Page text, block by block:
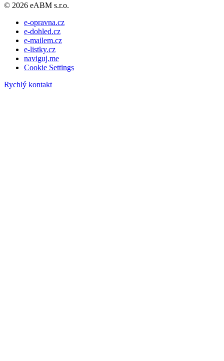
© 2026 eABM s.r.o.
e-opravna.cz
e-dohled.cz
e-mailem.cz
e-listky.cz
naviguj.me
Cookie Settings
Rychlý kontakt